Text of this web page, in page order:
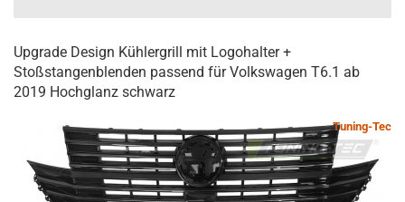
Upgrade Design Kühlergrill mit Logohalter +
Stoßstangenblenden passend für Volkswagen T6.1 ab
2019 Hochglanz schwarz
Tuning-Tec